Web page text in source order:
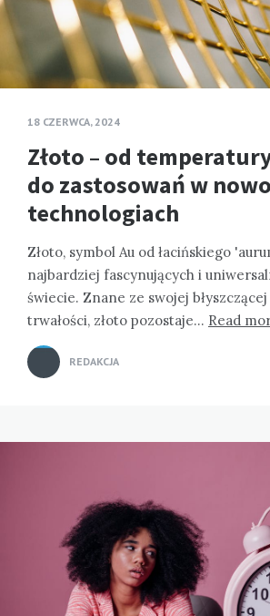
18 CZERWCA, 2024
Złoto – od
do zastosowań w
technologiach
Złoto, symbol Au od łacińskiego
najbardziej fascynujących i
świecie. Znane ze swojej
trwałości, złoto pozostaje… Read
REDAKCJA